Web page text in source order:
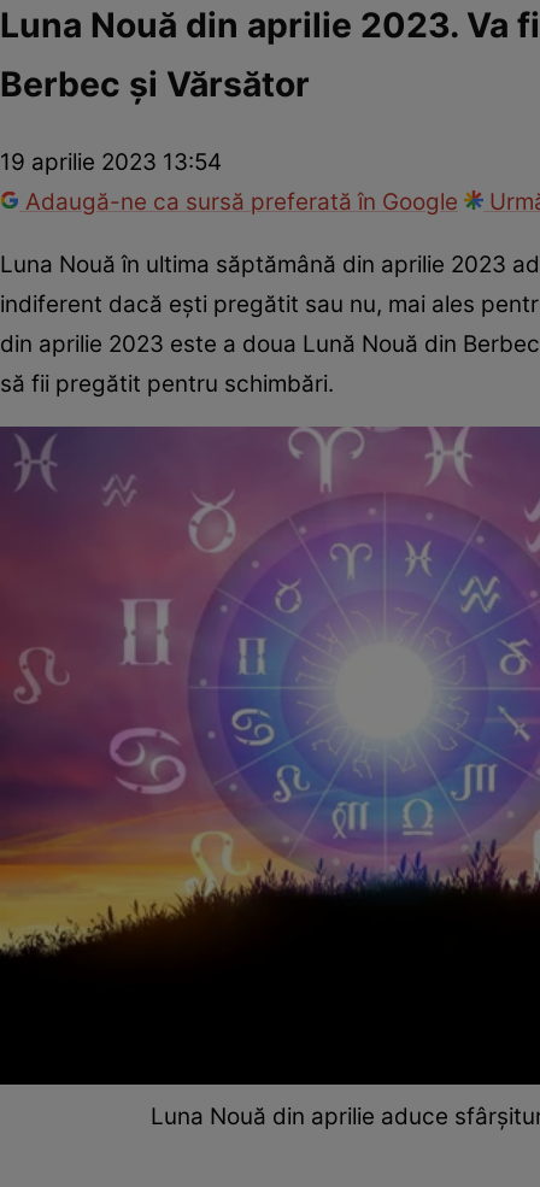
Luna Nouă din aprilie 2023. Va
Berbec și Vărsător
19 aprilie 2023 13:54
Adaugă-ne ca sursă preferată în Google
Luna Nouă în ultima săptămână din aprilie 2023
indiferent dacă ești pregătit sau nu, mai ales
din aprilie 2023 este a doua Lună Nouă din
să fii pregătit pentru schimbări.
Luna Nouă din aprilie aduce